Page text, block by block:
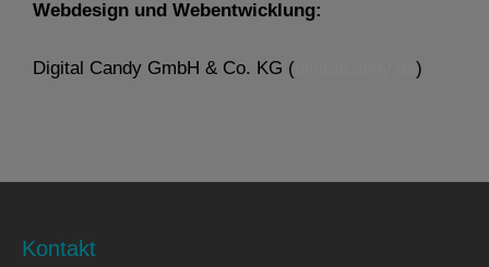
Webdesign und Webentwicklung:
Digital Candy GmbH & Co. KG ( )
Kontakt